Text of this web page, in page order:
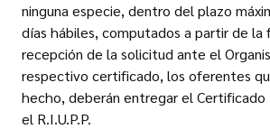
ninguna especie, dentro del plazo
días hábiles, computados a partir de la
recepción de la solicitud ante el
respectivo certificado, los oferentes
hecho, deberán entregar el Certificado
el R.I.U.P.P.